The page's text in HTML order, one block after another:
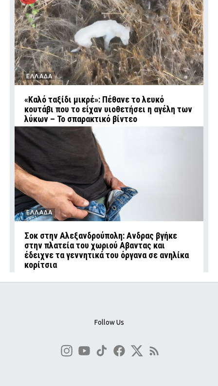
ΕΛΛΑΔΑ
«Καλό ταξίδι μικρέ»: Πέθανε το λευκό
κουτάβι που το είχαν υιοθετήσει η αγέλη των
λύκων – Το σπαρακτικό βίντεο
ΕΛΛΑΔΑ
Σοκ στην Αλεξανδρούπολη: Ανδρας βγήκε
στην πλατεία του χωριού Αβαντας και
έδειχνε τα γεννητικά του όργανα σε ανηλίκα
κορίτσια
Follow Us